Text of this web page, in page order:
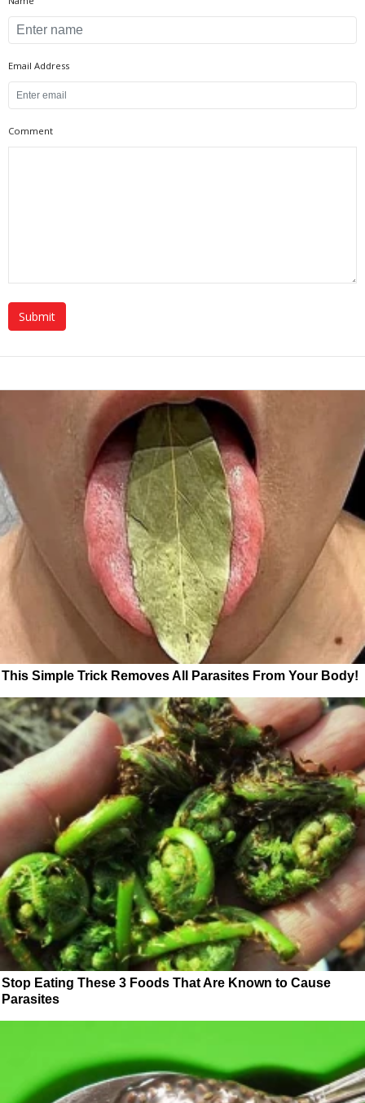
Email Address
Comment
This Simple Trick Removes All Parasites From Your Body!
Stop Eating These 3 Foods That Are Known to Cause
Parasites